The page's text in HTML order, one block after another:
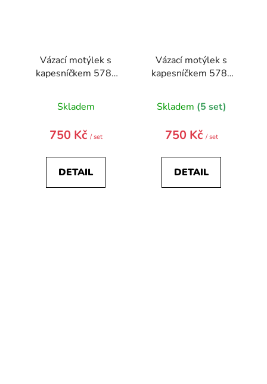
Vázací motýlek s
kapesníčkem 578-
Skladem
750 Kč / set
DETAIL
Vázací motýlek s
kapesníčkem 578-
Skladem (5 set)
750 Kč / set
DETAIL